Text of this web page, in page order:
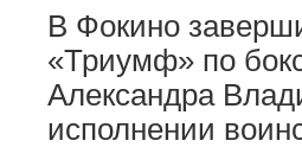
В Фокино
«Триумф» по
Александра
исполнении